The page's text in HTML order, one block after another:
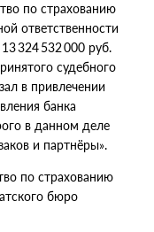
по страхованию
ответственности
324 532 000 руб.
судебного
в привлечении
банка
в данном деле
и партнёры».
по страхованию
бюро